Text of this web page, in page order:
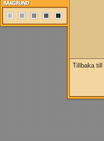
Tillbaka till